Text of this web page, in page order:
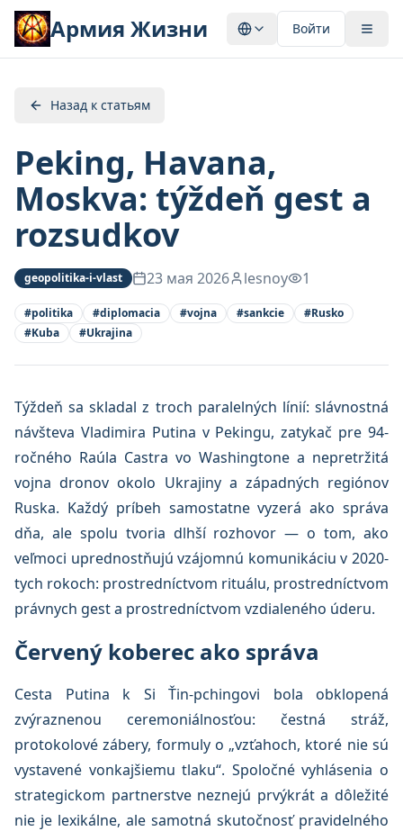
Армия Жизни Войти
Назад к статьям
Peking, Havana,
Moskva: týždeň gest a
rozsudkov
geopolitika-i-vlast 23 мая 2026 lesnoy 1
#politika #diplomacia #vojna #sankcie #Rusko
#Kuba #Ukrajina
Týždeň sa skladal z troch paralelných línií: slávnostná
návšteva Vladimira Putina v Pekingu, zatykač pre 94-
ročného Raúla Castra vo Washingtone a nepretržitá
vojna dronov okolo Ukrajiny a západných regiónov
Ruska. Každý príbeh samostatne vyzerá ako správa
dňa, ale spolu tvoria dlhší rozhovor — o tom, ako
veľmoci uprednostňujú vzájomnú komunikáciu v 2020-
tych rokoch: prostredníctvom rituálu, prostredníctvom
právnych gest a prostredníctvom vzdialeného úderu.
Červený koberec ako správa
Cesta Putina k Si Ťin-pchingovi bola obklopená
zvýraznenou ceremoniálnosťou: čestná stráž,
protokolové zábery, formuly o „vzťahoch, ktoré nie sú
vystavené vonkajšiemu tlaku“. Spoločné vyhlásenia o
strategickom partnerstve neznejú prvýkrát a dôležité
nie je lexikálne, ale samotná skutočnosť pravidelného